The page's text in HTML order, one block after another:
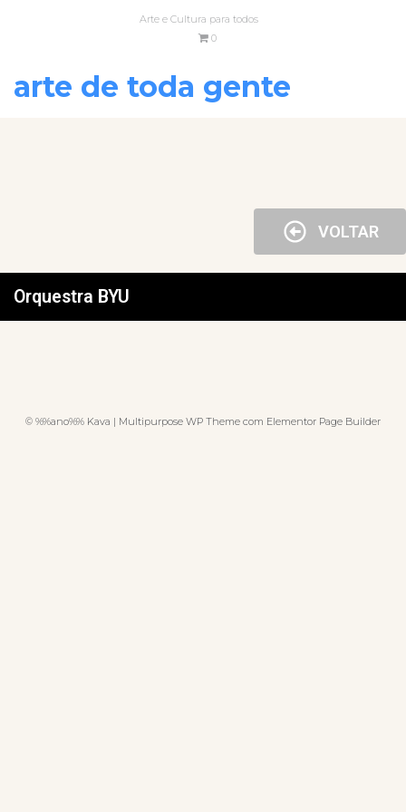
Arte e Cultura para todos
0
arte de toda gente
VOLTAR
Orquestra BYU
© %%ano%% Kava | Multipurpose WP Theme com Elementor Page Builder